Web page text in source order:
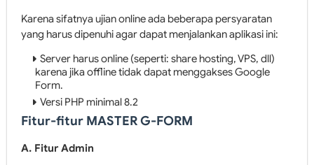
Karena sifatnya ujian online ada beberapa persyaratan
yang harus dipenuhi agar dapat menjalankan aplikasi ini:
Server harus online (seperti: share hosting, VPS, dll)
karena jika offline tidak dapat menggakses Google
Form.
Versi PHP minimal 8.2
Fitur-fitur MASTER G-FORM
A. Fitur Admin